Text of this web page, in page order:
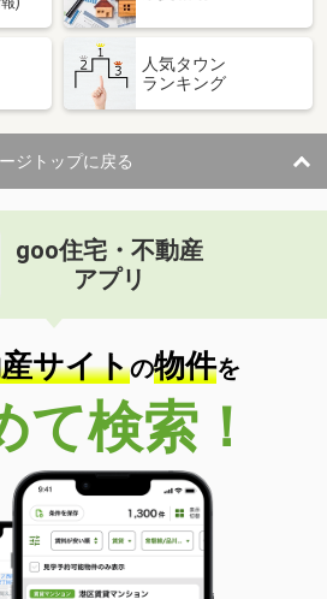
人気タウン
ランキング
ジトップに戻る
goo住宅・不動産
アプリ
サイトの物件を
て検索！